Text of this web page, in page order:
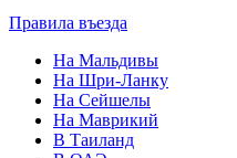
Правила въезда
На Мальдивы
На Шри-Ланку
На Сейшелы
На Маврикий
В Таиланд